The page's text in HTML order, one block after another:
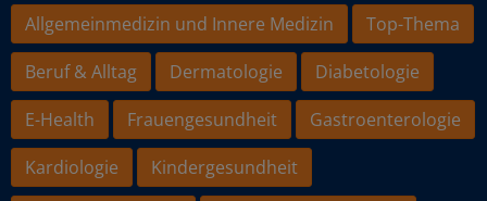
Allgemeinmedizin und Innere Medizin
Top-Thema
Beruf & Alltag
Dermatologie
Diabetologie
E-Health
Frauengesundheit
Gastroenterologie
Kardiologie
Kindergesundheit